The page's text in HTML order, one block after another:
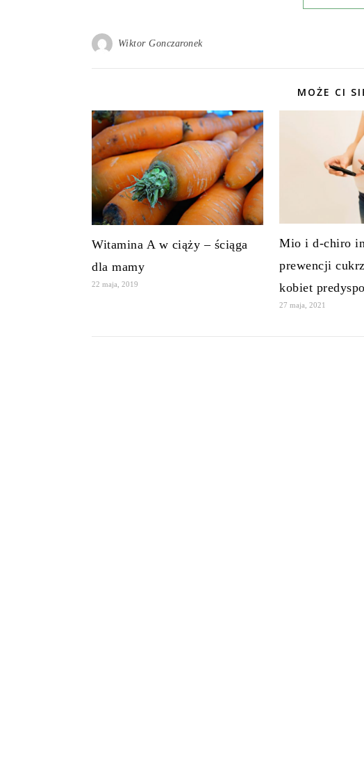
Wiktor Gonczaronek
MOŻE CI
Witamina A w ciąży – ściąga
dla mamy
22 maja, 2019
Mio i d-chiro
prewencji
kobiet
27 maja, 2021